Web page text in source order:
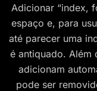
Adicionar “index,
espaço e, para
até parecer uma
é antiquado. Além
adicionam
pode ser